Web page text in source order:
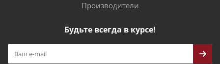
Производители
Будьте всегда в курсе!